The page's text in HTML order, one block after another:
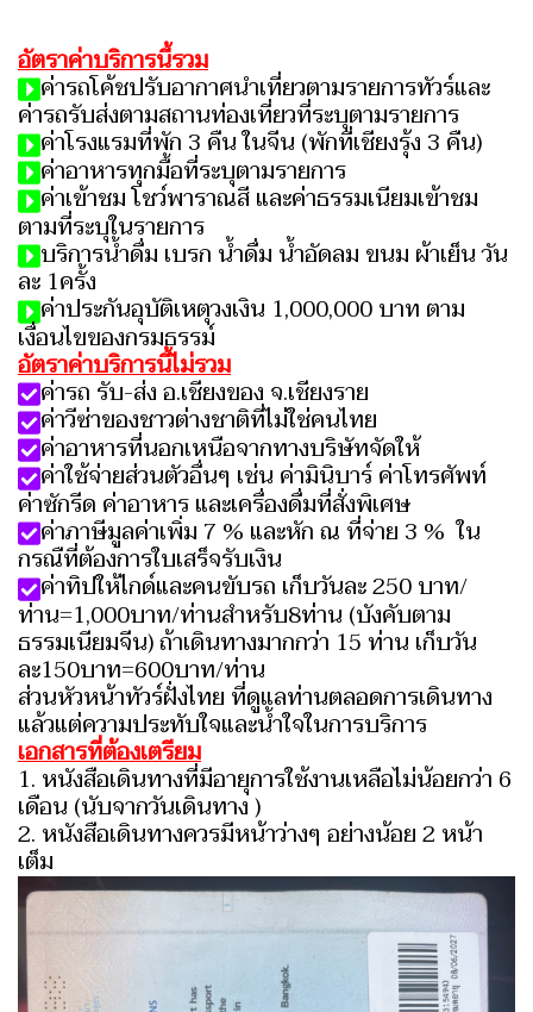
อัตราค่าบริการนี้รวม
ค่ารถโค้ชปรับอากาศนำเที่ยวตามรายการทัวร์และ
ค่ารถรับส่งตามสถานท่องเที่ยวที่ระบุตามรายการ
ค่าโรงแรมที่พัก 3 คืน ในจีน (พักที่เชียงรุ้ง 3 คืน)
ค่าอาหารทุกมื้อที่ระบุตามรายการ
ค่าเข้าชม โชว์พาราณสี และค่าธรรมเนียมเข้าชม
ตามที่ระบุในรายการ
บริการน้ำดื่ม เบรก น้ำดื่ม น้ำอัดลม ขนม ผ้าเย็น วัน
ละ 1ครั้ง
ค่าประกันอุบัติเหตุวงเงิน 1,000,000 บาท ตาม
เงื่อนไขของกรมธรรม์
อัตราค่าบริการนี้ไม่รวม
ค่ารถ รับ-ส่ง อ.เชียงของ จ.เชียงราย
ค่าวีซ่าของชาวต่างชาติที่ไม่ใช่คนไทย
ค่าอาหารที่นอกเหนือจากทางบริษัทจัดให้
ค่าใช้จ่ายส่วนตัวอื่นๆ เช่น ค่ามินิบาร์ ค่าโทรศัพท์
ค่าซักรีด ค่าอาหาร และเครื่องดื่มที่สั่งพิเศษ
ค่าภาษีมูลค่าเพิ่ม 7 % และหัก ณ ที่จ่าย 3 % ใน
กรณืที่ต้องการใบเสร็จรับเงิน
ค่าทิปให้ไกด์และคนขับรถ เก็บวันละ 250 บาท/
ท่าน=1,000บาท/ท่านสำหรับ8ท่าน (บังคับตาม
ธรรมเนียมจีน) ถ้าเดินทางมากกว่า 15 ท่าน เก็บวัน
ละ150บาท=600บาท/ท่าน
ส่วนหัวหน้าทัวร์ฝั่งไทย ที่ดูแลท่านตลอดการเดินทาง
แล้วแต่ความประทับใจและน้ำใจในการบริการ
เอกสารที่ต้องเตรียม
1. หนังสือเดินทางที่มีอายุการใช้งานเหลือไม่น้อยกว่า 6
เดือน (นับจากวันเดินทาง )
2. หนังสือเดินทางควรมีหน้าว่างๆ อย่างน้อย 2 หน้า
เต็ม